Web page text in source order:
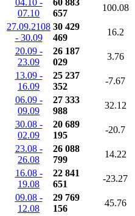
04.10 -
07.10
60 883
657
100.08
27.09.2108
- 30.09
30 429
469
16.2
20.09 -
23.09
26 187
029
3.76
13.09 -
16.09
25 237
352
-7.67
06.09 -
09.09
27 333
988
32.12
30.08 -
02.09
20 689
195
-20.7
23.08 -
26.08
26 088
799
14.22
16.08 -
19.08
22 841
651
-23.27
09.08 -
12.08
29 769
156
45.76